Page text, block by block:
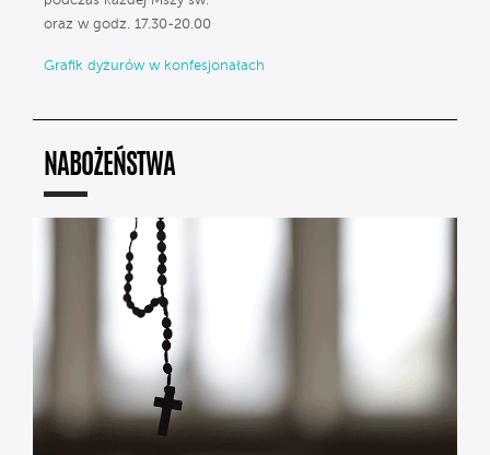
oraz w godz. 17.30-20.00
Grafik dyżurów w konfesjonałach
NABOŻEŃSTWA